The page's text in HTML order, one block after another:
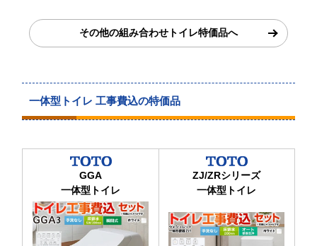
その他の組み合わせトイレ特価品へ
一体型トイレ 工事費込の特価品
GGA
一体型トイレ
ZJ/ZRシリーズ
一体型トイレ